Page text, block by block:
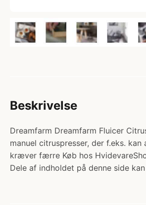
Beskrivelse
Dreamfarm Dreamfarm Fluicer
manuel citruspresser, der f.eks.
kræver færre Køb hos
Dele af indholdet på denne side